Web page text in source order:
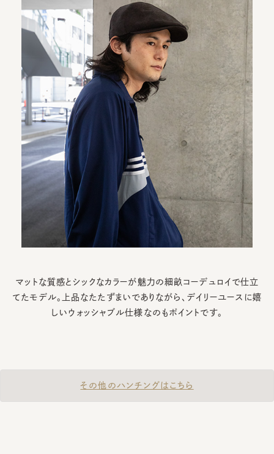
マットな質感とシックなカラーが魅力の細畝コーデュロイで仕立
てたモデル。
上品なたたずまいでありながら、デイリーユースに嬉
しいウォッシャブル仕様なのもポイントです。
その他のハンチングはこちら